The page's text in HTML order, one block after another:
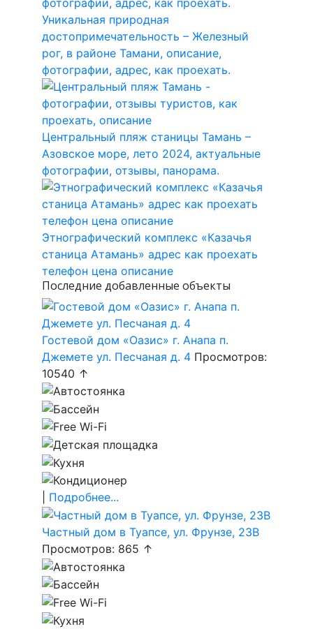
Уникальная природная
достопримечательность – Железный
рог, в районе Тамани, описание,
фотографии, адрес, как проехать.
Центральный пляж станицы Тамань –
Азовское море, лето 2024, актуальные
фотографии, отзывы, панорама.
Этнографический комплекс «Казачья
станица Атамань» адрес как проехать
телефон цена описание
Последние добавленные объекты
Гостевой дом «Оазис» г. Анапа п.
Джемете ул. Песчаная д. 4 Просмотров:
10540 ↑
Подробнее...
Частный дом в Туапсе, ул. Фрунзе, 23В
Просмотров: 865 ↑